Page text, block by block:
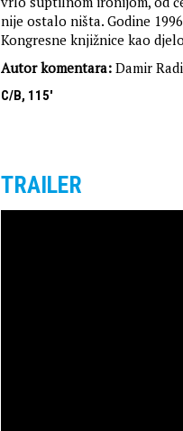
nije ostalo ništa. Godine
Kongresne knjižnice kao
Autor komentara: Damir
C/B, 115'
TRAILER